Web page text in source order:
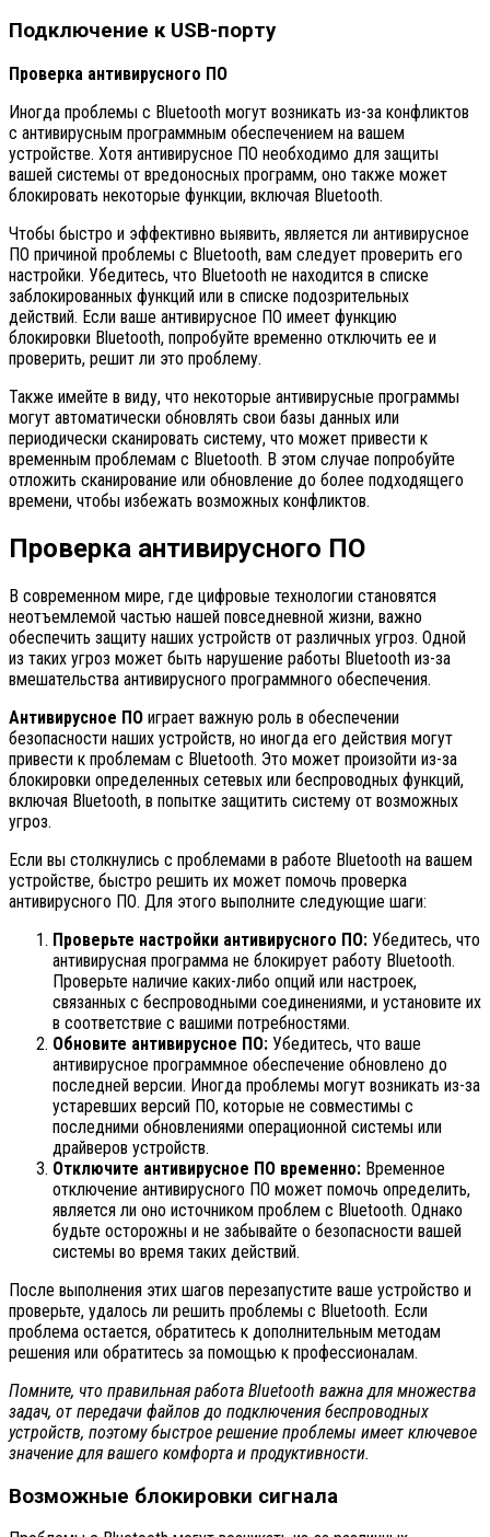
Подключение к USB-порту
Проверка антивирусного ПО
Иногда проблемы с Bluetooth могут возникать из-за конфликтов
с антивирусным программным обеспечением на вашем
устройстве. Хотя антивирусное ПО необходимо для защиты
вашей системы от вредоносных программ, оно также может
блокировать некоторые функции, включая Bluetooth.
Чтобы быстро и эффективно выявить, является ли антивирусное
ПО причиной проблемы с Bluetooth, вам следует проверить его
настройки. Убедитесь, что Bluetooth не находится в списке
заблокированных функций или в списке подозрительных
действий. Если ваше антивирусное ПО имеет функцию
блокировки Bluetooth, попробуйте временно отключить ее и
проверить, решит ли это проблему.
Также имейте в виду, что некоторые антивирусные программы
могут автоматически обновлять свои базы данных или
периодически сканировать систему, что может привести к
временным проблемам с Bluetooth. В этом случае попробуйте
отложить сканирование или обновление до более подходящего
времени, чтобы избежать возможных конфликтов.
Проверка антивирусного ПО
В современном мире, где цифровые технологии становятся
неотъемлемой частью нашей повседневной жизни, важно
обеспечить защиту наших устройств от различных угроз. Одной
из таких угроз может быть нарушение работы Bluetooth из-за
вмешательства антивирусного программного обеспечения.
Антивирусное ПО играет важную роль в обеспечении
безопасности наших устройств, но иногда его действия могут
привести к проблемам с Bluetooth. Это может произойти из-за
блокировки определенных сетевых или беспроводных функций,
включая Bluetooth, в попытке защитить систему от возможных
угроз.
Если вы столкнулись с проблемами в работе Bluetooth на вашем
устройстве, быстро решить их может помочь проверка
антивирусного ПО. Для этого выполните следующие шаги:
Проверьте настройки антивирусного ПО: Убедитесь, что
антивирусная программа не блокирует работу Bluetooth.
Проверьте наличие каких-либо опций или настроек,
связанных с беспроводными соединениями, и установите их
в соответствие с вашими потребностями.
Обновите антивирусное ПО: Убедитесь, что ваше
антивирусное программное обеспечение обновлено до
последней версии. Иногда проблемы могут возникать из-за
устаревших версий ПО, которые не совместимы с
последними обновлениями операционной системы или
драйверов устройств.
Отключите антивирусное ПО временно: Временное
отключение антивирусного ПО может помочь определить,
является ли оно источником проблем с Bluetooth. Однако
будьте осторожны и не забывайте о безопасности вашей
системы во время таких действий.
После выполнения этих шагов перезапустите ваше устройство и
проверьте, удалось ли решить проблемы с Bluetooth. Если
проблема остается, обратитесь к дополнительным методам
решения или обратитесь за помощью к профессионалам.
Помните, что правильная работа Bluetooth важна для множества
задач, от передачи файлов до подключения беспроводных
устройств, поэтому быстрое решение проблемы имеет ключевое
значение для вашего комфорта и продуктивности.
Возможные блокировки сигнала